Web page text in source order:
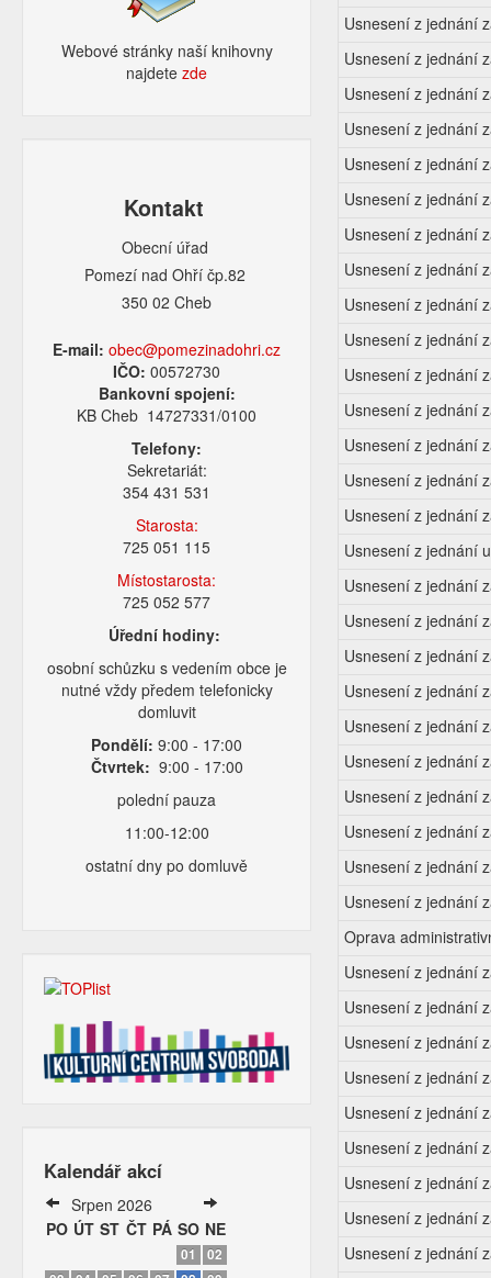
Webové stránky naší knihovny
najdetezde​
Kontakt
Obecní úřad
Pomezí nad Ohří čp.82
350 02 Cheb
E-mail: obec@pomezinadohri.cz
IČO:00572730
Bankovní spojení:
KB Cheb 14727331/0100
Telefony:
Sekretariát:
354 431 531
Starosta:
725 051 115
Místostarosta:
725 052 577
Úřední hodiny:
osobní schůzku s vedením obce je
nutné vždy předem telefonicky
domluvit
Pondělí: 9:00 - 17:00
Čtvrtek: 9:00 - 17:00
polední pauza
11:00-12:00
ostatní dny po domluvě
Kalendář akcí
Srpen 2026
PO ÚT ST ČT PÁ SO NE
01
02
Usnesení z jednání
Usnesení z jednání
Usnesení z jednání
Usnesení z jednání
Usnesení z jednání
Usnesení z jednání
Usnesení z jednání
Usnesení z jednání
Usnesení z jednání
Usnesení z jednání
Usnesení z jednání
Usnesení z jednání
Usnesení z jednání
Usnesení z jednání
Usnesení z jednání
Usnesení z jednání
Usnesení z jednání
Usnesení z jednání
Usnesení z jednání
Usnesení z jednání
Usnesení z jednání
Usnesení z jednání
Usnesení z jednání
Usnesení z jednání
Usnesení z jednání
Usnesení z jednání
Oprava
Usnesení z jednání
Usnesení z jednání
Usnesení z jednání
Usnesení z jednání
Usnesení z jednání
Usnesení z jednání
Usnesení z jednání
Usnesení z jednání
Usnesení z jednání